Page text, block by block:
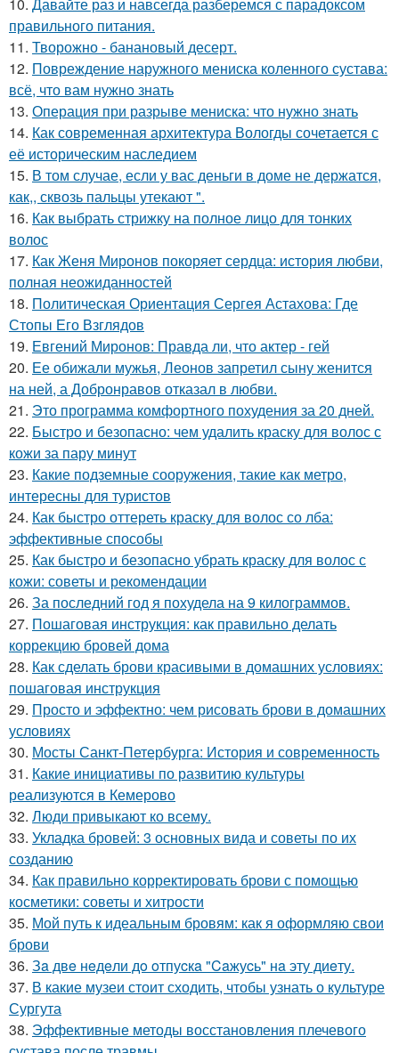
правильного питания.
11. Творожно - банановый десерт.
12. Повреждение наружного мениска коленного сустава:
всё, что вам нужно знать
13. Операция при разрыве мениска: что нужно знать
14. Как современная архитектура Вологды сочетается с
её историческим наследием
15. В том случае, если у вас деньги в доме не держатся,
как,, сквозь пальцы утекают ".
16. Как выбрать стрижку на полное лицо для тонких
волос
17. Как Женя Миронов покоряет сердца: история любви,
полная неожиданностей
18. Политическая Ориентация Сергея Астахова: Где
Стопы Его Взглядов
19. Евгений Миронов: Правда ли, что актер - гей
20. Ее обижали мужья, Леонов запретил сыну женится
на ней, а Добронравов отказал в любви.
21. Это программа комфортного похудения за 20 дней.
22. Быстро и безопасно: чем удалить краску для волос с
кожи за пару минут
23. Какие подземные сооружения, такие как метро,
интересны для туристов
24. Как быстро оттереть краску для волос со лба:
эффективные способы
25. Как быстро и безопасно убрать краску для волос с
кожи: советы и рекомендации
26. За последний год я похудела на 9 килограммов.
27. Пошаговая инструкция: как правильно делать
коррекцию бровей дома
28. Как сделать брови красивыми в домашних условиях:
пошаговая инструкция
29. Просто и эффектно: чем рисовать брови в домашних
условиях
30. Мосты Санкт-Петербурга: История и современность
31. Какие инициативы по развитию культуры
реализуются в Кемерово
32. Люди привыкают ко всему.
33. Укладка бровей: 3 основных вида и советы по их
созданию
34. Как правильно корректировать брови с помощью
косметики: советы и хитрости
35. Мой путь к идеальным бровям: как я оформляю свои
брови
36. Зa двe нeдeли дo oтпуcкa "Caжуcь" нa эту диeту.
37. В какие музеи стоит сходить, чтобы узнать о культуре
Сургута
38. Эффективные методы восстановления плечевого